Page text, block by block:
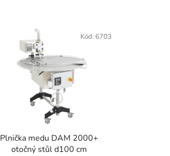
Plnička medu DAM 2000+
otočný stůl d100 cm
Kód: 6703